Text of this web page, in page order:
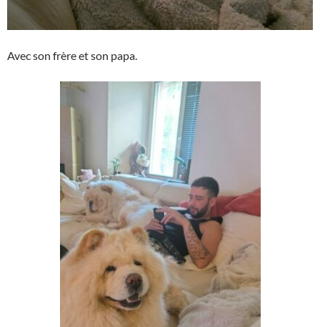
Avec son frère et son papa.